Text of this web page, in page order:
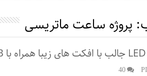
پروژه ساعت ماتریسی
40